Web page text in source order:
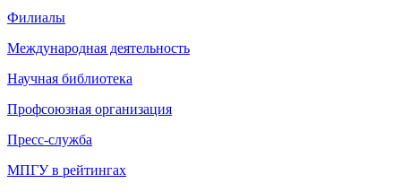
Филиалы
Международная деятельность
Научная библиотека
Профсоюзная организация
Пресс-служба
МПГУ в рейтингах